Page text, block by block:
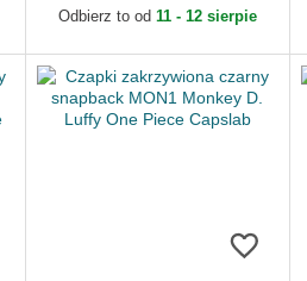
Capslab
Odbierz to od 11 - 12 sierpie